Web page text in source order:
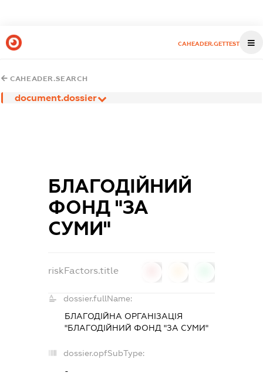
CAHEADER.GETTEST
CAHEADER.SEARCH
document.dossier
БЛАГОДІЙНИЙ
ФОНД "ЗА
СУМИ"
riskFactors.title
dossier.fullName:
БЛАГОДІЙНА ОРГАНІЗАЦІЯ
"БЛАГОДІЙНИЙ ФОНД "ЗА СУМИ"
dossier.opfSubType:
-